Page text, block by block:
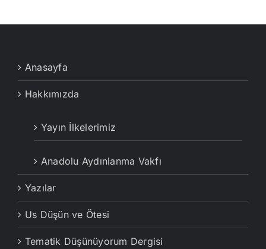
Anasayfa
Hakkımızda
Yayın İlkelerimiz
Anadolu Aydınlanma Vakfı
Yazılar
Us Düşün ve Ötesi
Tematik Düşünüyorum Dergisi